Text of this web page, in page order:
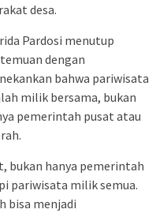
desa.
Pardosi menutup
dengan
bahwa pariwisata
milik bersama, bukan
pemerintah pusat atau
bukan hanya pemerintah
pariwisata milik semua.
bisa menjadi